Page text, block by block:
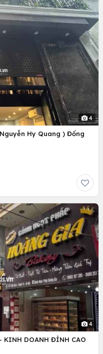
4
Hy Quang ) Đống
4
KINH DOANH ĐỈNH CAO